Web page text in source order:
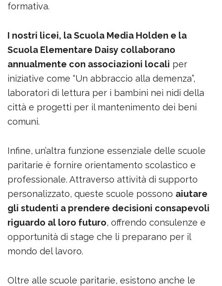
formativa.
I nostri licei, la Scuola Media Holden e la
Scuola Elementare Daisy collaborano
annualmente con associazioni locali per
iniziative come “Un abbraccio alla demenza”,
laboratori di lettura per i bambini nei nidi della
città e progetti per il mantenimento dei beni
comuni.
Infine, un’altra funzione essenziale delle scuole
paritarie è fornire orientamento scolastico e
professionale. Attraverso attività di supporto
personalizzato, queste scuole possono aiutare
gli studenti a prendere decisioni consapevoli
riguardo al loro futuro, offrendo consulenze e
opportunità di stage che li preparano per il
mondo del lavoro.
Oltre alle scuole paritarie, esistono anche le